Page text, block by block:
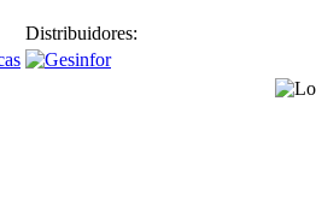
Distribuidores: